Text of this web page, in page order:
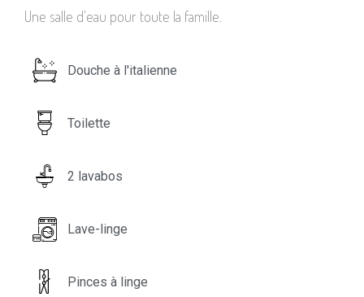
Une salle d'eau pour toute la famille.
Douche à l'italienne
Toilette
2 lavabos
Lave-linge
Pinces à linge